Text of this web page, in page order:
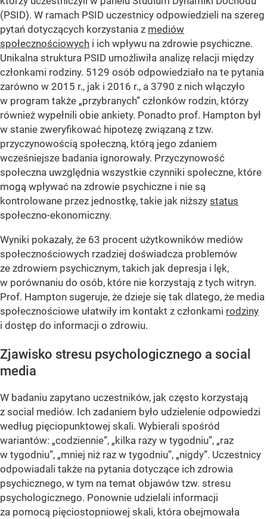
(PSID). W ramach PSID uczestnicy odpowiedzieli na szereg
pytań dotyczących korzystania z mediów
społecznościowych i ich wpływu na zdrowie psychiczne.
Unikalna struktura PSID umożliwiła analizę relacji między
członkami rodziny. 5129 osób odpowiedziało na te pytania
zarówno w 2015 r., jak i 2016 r., a 3790 z nich włączyło
w program także „przybranych” członków rodzin, którzy
również wypełnili obie ankiety. Ponadto prof. Hampton był
w stanie zweryfikować hipotezę związaną z tzw.
przyczynowością społeczną, którą jego zdaniem
wcześniejsze badania ignorowały. Przyczynowość
społeczna uwzględnia wszystkie czynniki społeczne, które
mogą wpływać na zdrowie psychiczne i nie są
kontrolowane przez jednostkę, takie jak niższy status
społeczno-ekonomiczny.
Wyniki pokazały, że 63 procent użytkowników mediów
społecznościowych rzadziej doświadcza problemów
ze zdrowiem psychicznym, takich jak depresja i lęk,
w porównaniu do osób, które nie korzystają z tych witryn.
Prof. Hampton sugeruje, że dzieje się tak dlatego, że media
społecznościowe ułatwiły im kontakt z członkami rodziny
i dostęp do informacji o zdrowiu.
Zjawisko stresu psychologicznego a social
media
W badaniu zapytano uczestników, jak często korzystają
z social mediów. Ich zadaniem było udzielenie odpowiedzi
według pięciopunktowej skali. Wybierali spośród
wariantów: „codziennie”, „kilka razy w tygodniu”, „raz
w tygodniu”, „mniej niż raz w tygodniu”, „nigdy”. Uczestnicy
odpowiadali także na pytania dotyczące ich zdrowia
psychicznego, w tym na temat objawów tzw. stresu
psychologicznego. Ponownie udzielali informacji
za pomocą pięciostopniowej skali, która obejmowała